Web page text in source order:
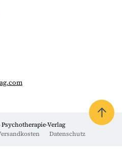
Verlag
Datenschutz